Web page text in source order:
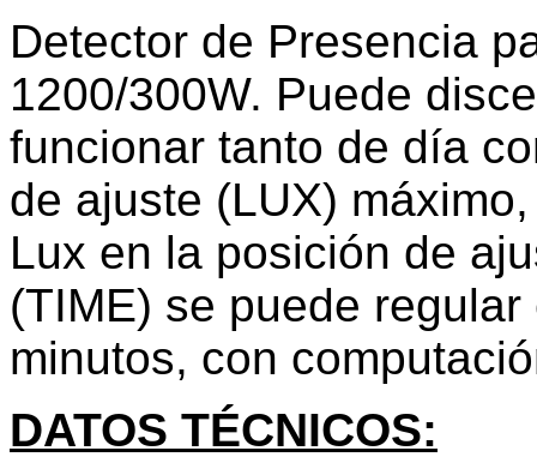
Detector de Presencia
1200/300W. Puede
funcionar tanto de día
de ajuste (LUX)
Lux en la posición de
(TIME) se puede
minutos, con
DATOS TÉCNICOS: